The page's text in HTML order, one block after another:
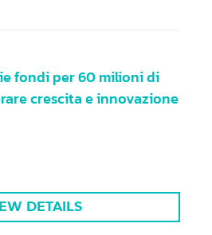
fondi per 60 milioni di
crescita e innovazione
DETAILS